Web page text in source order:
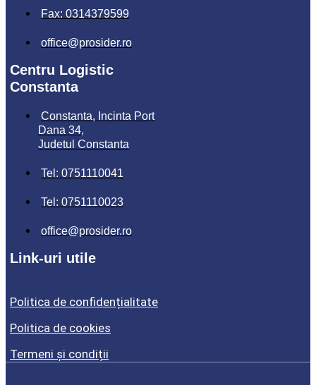
Fax: 0314379599
office@prosider.ro
Centru Logistic
Constanta
Constanta, Incinta Port
Dana 34,
Judetul Constanta
Tel: 0751110041
Tel: 0751110023
office@prosider.ro
Link-uri utile
Politica de confidențialitate
Politica de cookies
Termeni și condiții